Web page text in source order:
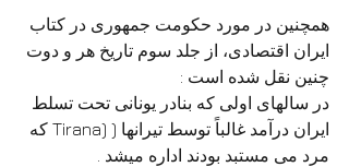
همچنین در مورد حکومت جمهوری در کتاب
ایران اقتصادی، از جلد سوم تاریخ هر و دوت
چنین نقل شده است :
در سالهای اولی که بنادر یونانی تحت تسلط
ایران درآمد غالباً توسط تیرانها ( (Tirana که
مرد می مستبد بودند اداره میشد .